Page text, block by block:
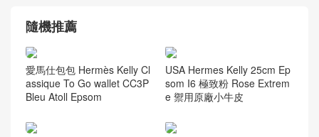
隨機推薦
愛馬仕包包 Hermès Kelly Cl
assique To Go wallet CC3P
Bleu Atoll Epsom
USA Hermes Kelly 25cm Ep
som I6 極致粉 Rose Extrem
e 禦用原廠小牛皮